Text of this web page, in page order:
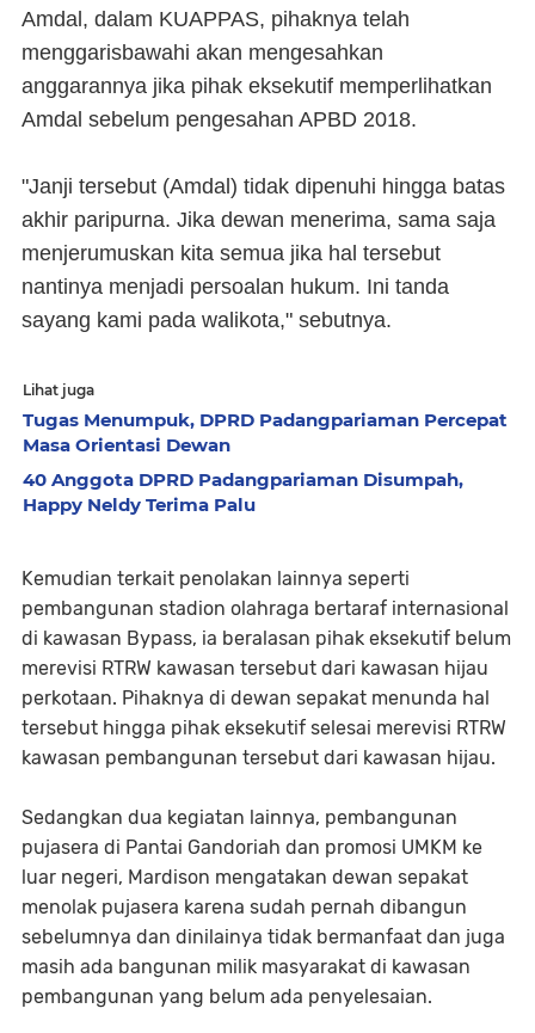
Amdal, dalam KUAPPAS, pihaknya telah
menggarisbawahi akan mengesahkan
anggarannya jika pihak eksekutif memperlihatkan
Amdal sebelum pengesahan APBD 2018.
"Janji tersebut (Amdal) tidak dipenuhi hingga batas
akhir paripurna. Jika dewan menerima, sama saja
menjerumuskan kita semua jika hal tersebut
nantinya menjadi persoalan hukum. Ini tanda
sayang kami pada walikota," sebutnya.
Lihat juga
Tugas Menumpuk, DPRD Padangpariaman Percepat
Masa Orientasi Dewan
40 Anggota DPRD Padangpariaman Disumpah,
Happy Neldy Terima Palu
Kemudian terkait penolakan lainnya seperti
pembangunan stadion olahraga bertaraf internasional
di kawasan Bypass, ia beralasan pihak eksekutif belum
merevisi RTRW kawasan tersebut dari kawasan hijau
perkotaan. Pihaknya di dewan sepakat menunda hal
tersebut hingga pihak eksekutif selesai merevisi RTRW
kawasan pembangunan tersebut dari kawasan hijau.
Sedangkan dua kegiatan lainnya, pembangunan
pujasera di Pantai Gandoriah dan promosi UMKM ke
luar negeri, Mardison mengatakan dewan sepakat
menolak pujasera karena sudah pernah dibangun
sebelumnya dan dinilainya tidak bermanfaat dan juga
masih ada bangunan milik masyarakat di kawasan
pembangunan yang belum ada penyelesaian.